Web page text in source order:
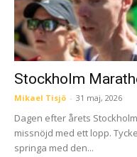
Stockholm
Mikael Tisjö - 31 maj, 2026
Dagen efter årets
missnöjd med ett lopp.
springa med den...